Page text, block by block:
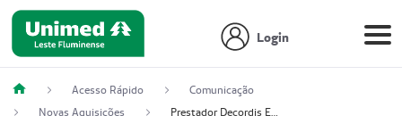
Login
Acesso Rápido
Comunicação
Novas Aquisições
Prestador Decordis Exames Cardiológicos LTDA (51004346-0)